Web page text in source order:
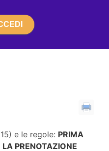
e le regole: PRIMA
PRENOTAZIONE